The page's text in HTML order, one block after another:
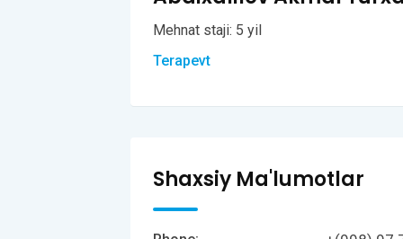
Mehnat staji: 5 yil
Terapevt
Shaxsiy Ma'lumotlar